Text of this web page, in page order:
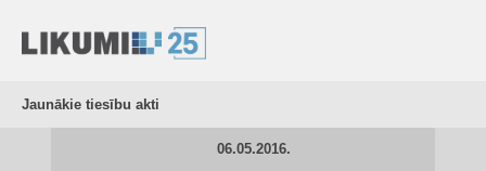
Jaunākie tiesību akti
06.05.2016.